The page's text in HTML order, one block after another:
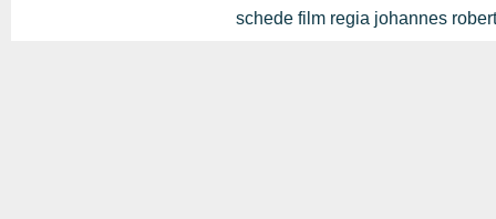
schede film regia johannes